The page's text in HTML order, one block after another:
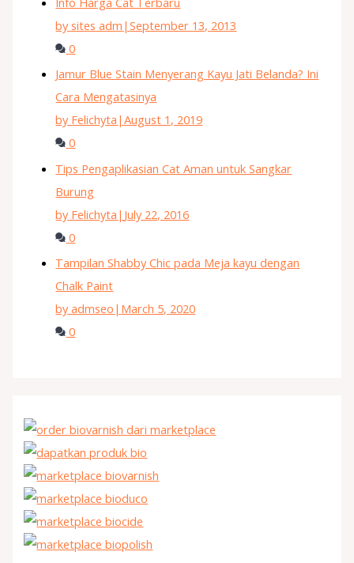
by sites adm |September 13, 2013
0
Jamur Blue Stain Menyerang Kayu Jati Belanda? Ini
Cara Mengatasinya
by Felichyta |August 1, 2019
0
Tips Pengaplikasian Cat Aman untuk Sangkar
Burung
by Felichyta | July 22, 2016
0
Tampilan Shabby Chic pada Meja kayu dengan
Chalk Paint
by admseo | March 5, 2020
0